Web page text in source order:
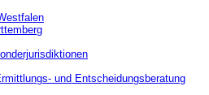
und Entscheidungsberatung